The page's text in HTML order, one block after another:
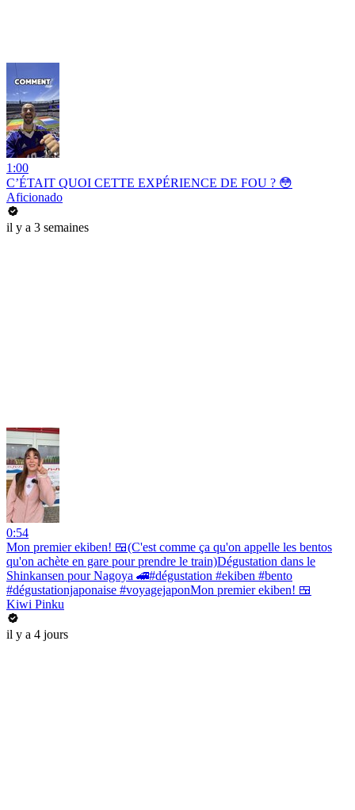
1:00
C’ÉTAIT QUOI CETTE EXPÉRIENCE DE FOU ? 😳
Aficionado
il y a 3 semaines
0:54
Mon premier ekiben! 🍱(C'est comme ça qu'on appelle les bentos
qu'on achète en gare pour prendre le train)Dégustation dans le
Shinkansen pour Nagoya 🚄#dégustation #ekiben #bento
#dégustationjaponaise #voyagejaponMon premier ekiben! 🍱
Kiwi Pinku
il y a 4 jours